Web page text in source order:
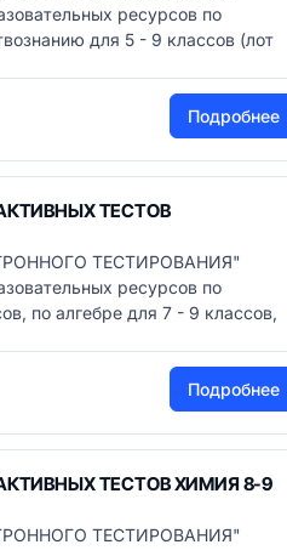
ресурсов по
для 5 - 9 классов (лот
Подробнее
ТЕСТОВ
ТЕСТИРОВАНИЯ"
ресурсов по
по алгебре для 7 - 9 классов,
Подробнее
ТЕСТОВ ХИМИЯ 8-9
ТЕСТИРОВАНИЯ"